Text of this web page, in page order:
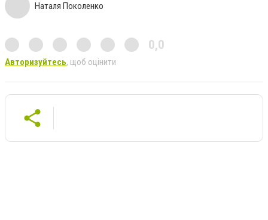
Наталя Поколенко
0,0
Авторизуйтесь, щоб оцінити